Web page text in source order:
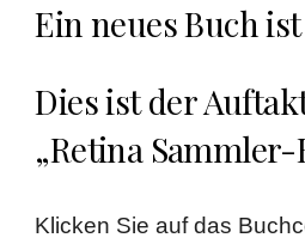
Ein neues Buch
Dies ist der
„Retina Sammler-
Klicken Sie auf das